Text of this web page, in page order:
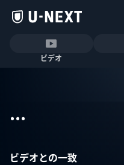
ビデオ
...
ビデオとの一致